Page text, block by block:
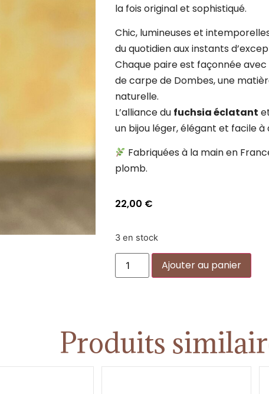
la fois original et sophistiqué.
Chic, lumineuses et
du quotidien aux instants
Chaque paire est façonnée
de carpe de Dombes, une
naturelle.
L’alliance du fuchsia éclatant
un bijou léger, élégant et facile à
Fabriquées à la main en
plomb.
22,00 €
3 en stock
Ajouter au panier
Produits